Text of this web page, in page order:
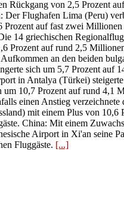
Rückgang von 2,5 Prozent
Der Flughafen Lima (Peru)
Prozent auf fast zwei Millionen
14 griechischen
Prozent auf rund 2,5
an den beiden
sich um 5,7 Prozent auf
in Antalya (Türkei)
um 10,7 Prozent auf rund 4,1
einen Anstieg verzeichnete
mit einem Plus von 10,6
China: Mit einem
Airport in Xi'an seine
Fluggäste. [...]